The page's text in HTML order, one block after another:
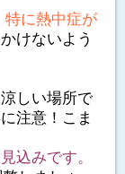
特に熱中症が
けないよう
しい場所で
注意！こま
込みです。